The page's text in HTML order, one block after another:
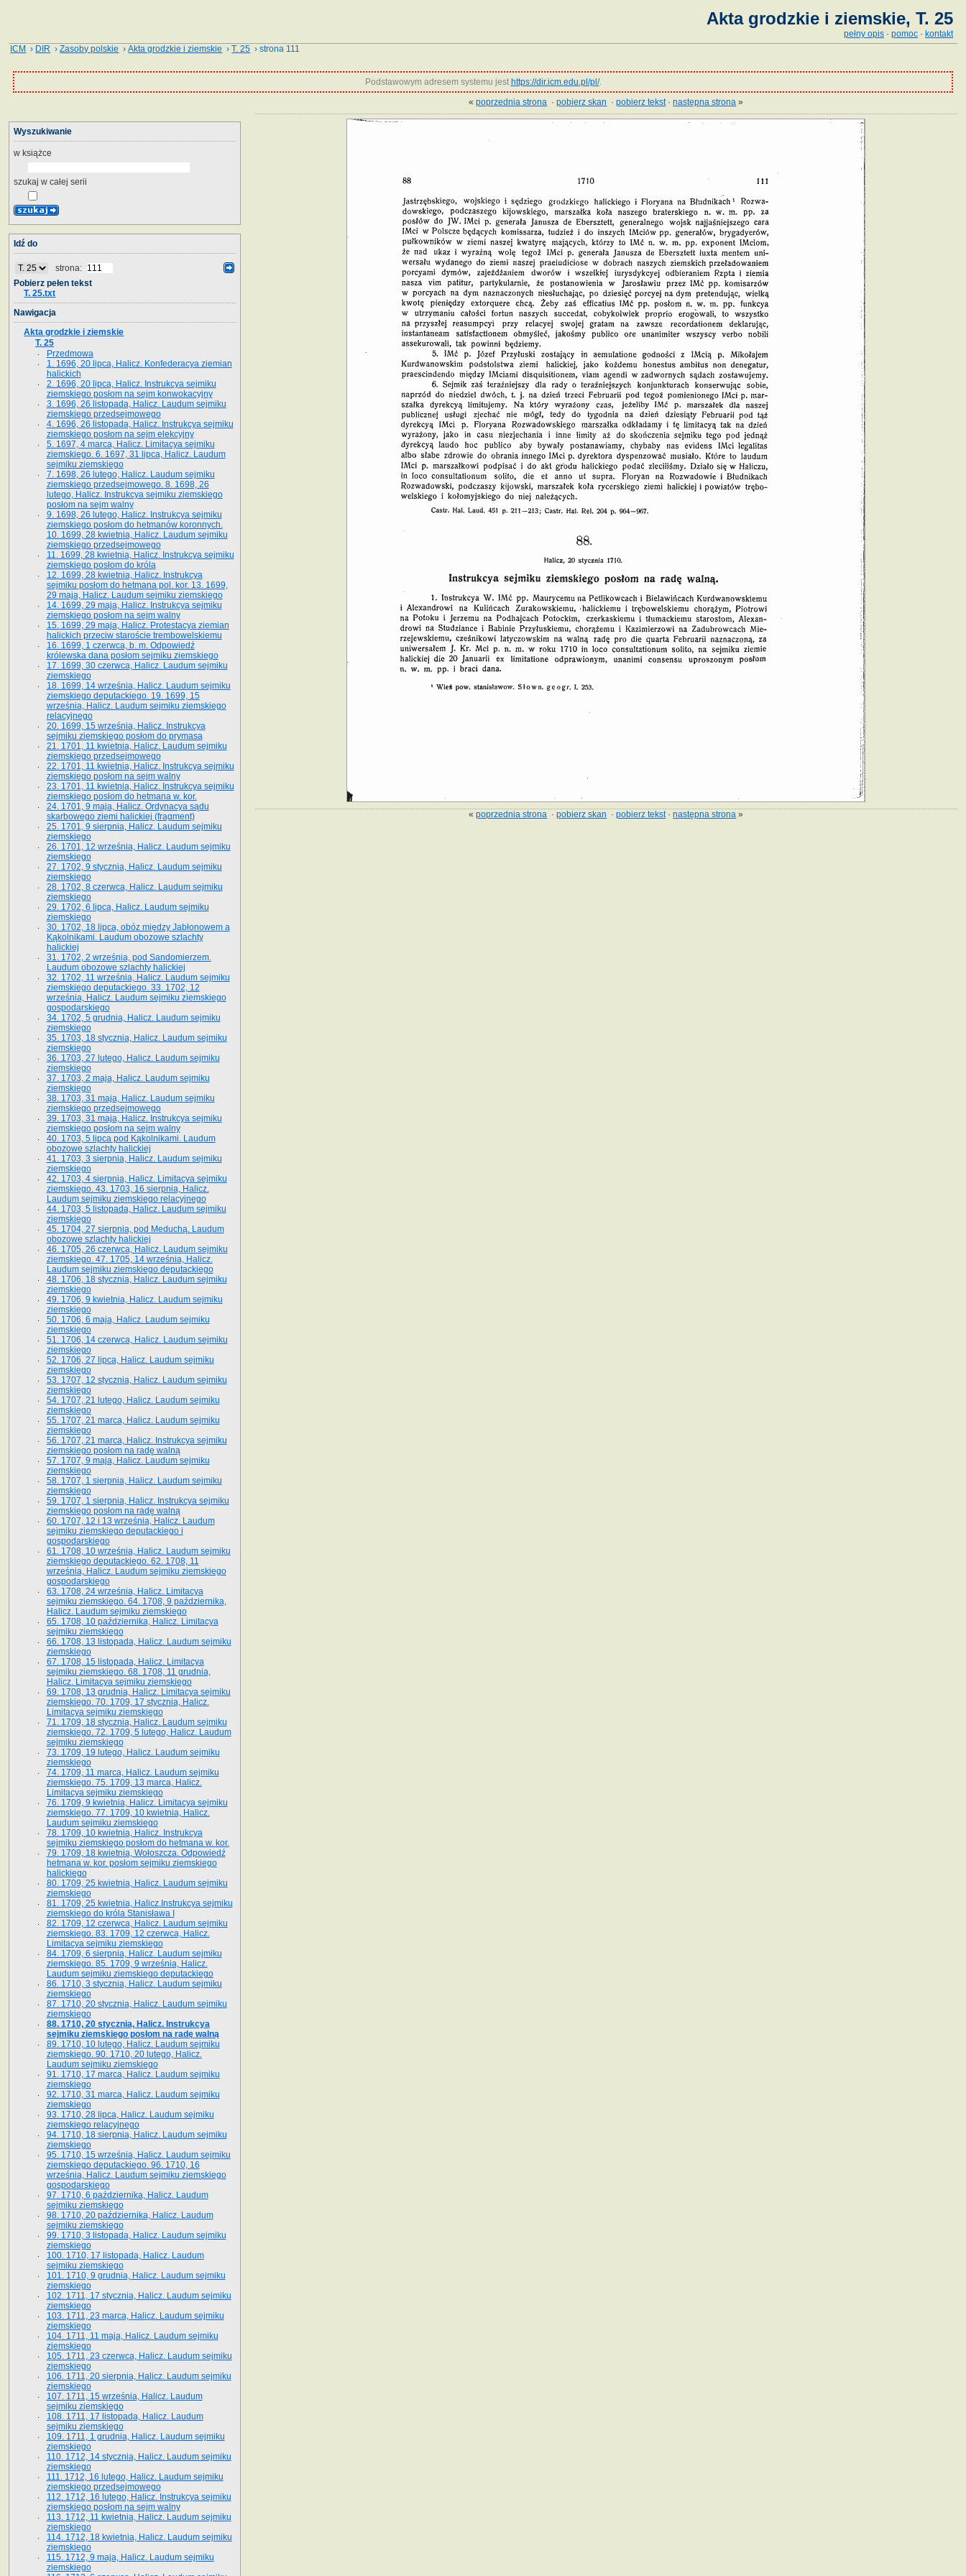
Akta grodzkie i ziemskie, T. 25
pełny opis · pomoc · kontakt
ICM › DIR ›Zasoby polskie ›Akta grodzkie i ziemskie ›T. 25 › strona 111
Podstawowym adresem systemu jest https://dir.icm.edu.pl/pl/.
«poprzednia strona ·pobierz skan ·pobierz tekst·następna strona »
«poprzednia strona ·pobierz skan ·pobierz tekst·następna strona »
Wyszukiwanie
w książce
szukaj w całej serii
Idź do
strona:
Pobierz pełen tekst
T. 25.txt
Nawigacja
Akta grodzkie i ziemskie
T. 25
Przedmowa
1. 1696, 20 lipca, Halicz. Konfederacya ziemian
halickich
2. 1696, 20 lipca, Halicz. Instrukcya sejmiku
ziemskiego posłom na sejm konwokacyjny
3. 1696, 26 listopada, Halicz. Laudum sejmiku
ziemskiego przedsejmowego
4. 1696, 26 listopada, Halicz. Instrukcya sejmiku
ziemskiego posłom na sejm elekcyjny
5. 1697, 4 marca, Halicz. Limitacya sejmiku
ziemskiego. 6. 1697, 31 lipca, Halicz. Laudum
sejmiku ziemskiego
7. 1698, 26 lutego, Halicz. Laudum sejmiku
ziemskiego przedsejmowego. 8. 1698, 26
lutego, Halicz. Instrukcya sejmiku ziemskiego
posłom na sejm walny
9. 1698, 26 lutego, Halicz. Instrukcya sejmiku
ziemskiego posłom do hetmanów koronnych.
10. 1699, 28 kwietnia, Halicz. Laudum sejmiku
ziemskiego przedsejmowego
11. 1699, 28 kwietnia, Halicz. Instrukcya sejmiku
ziemskiego posłom do króla
12. 1699, 28 kwietnia, Halicz. Instrukcya
sejmiku posłom do hetmana pol. kor. 13. 1699,
29 maja, Halicz. Laudum sejmiku ziemskiego
14. 1699, 29 maja, Halicz. Instrukcya sejmiku
ziemskiego posłom na sejm walny
15. 1699, 29 maja, Halicz. Protestacya ziemian
halickich przeciw staroście trembowelskiemu
16. 1699, 1 czerwca, b. m. Odpowiedź
królewska dana posłom sejmiku ziemskiego
17. 1699, 30 czerwca, Halicz. Laudum sejmiku
ziemskiego
18. 1699, 14 września, Halicz. Laudum sejmiku
ziemskiego deputackiego. 19. 1699, 15
września, Halicz. Laudum sejmiku ziemskiego
relacyjnego
20. 1699, 15 września, Halicz. Instrukcya
sejmiku ziemskiego posłom do prymasa
21. 1701, 11 kwietnia, Halicz. Laudum sejmiku
ziemskiego przedsejmowego
22. 1701, 11 kwietnia, Halicz. Instrukcya sejmiku
ziemskiego posłom na sejm walny
23. 1701, 11 kwietnia, Halicz. Instrukcya sejmiku
ziemskiego posłom do hetmana w. kor.
24. 1701, 9 maja, Halicz. Ordynacya sądu
skarbowego ziemi halickiej (fragment)
25. 1701, 9 sierpnia, Halicz. Laudum sejmiku
ziemskiego
26. 1701, 12 września, Halicz. Laudum sejmiku
ziemskiego
27. 1702, 9 stycznia, Halicz. Laudum sejmiku
ziemskiego
28. 1702, 8 czerwca, Halicz. Laudum sejmiku
ziemskiego
29. 1702, 6 lipca, Halicz. Laudum sejmiku
ziemskiego
30. 1702, 18 lipca, obóz między Jabłonowem a
Kąkolnikami. Laudum obozowe szlachty
halickiej
31. 1702, 2 września, pod Sandomierzem.
Laudum obozowe szlachty halickiej
32. 1702, 11 września, Halicz. Laudum sejmiku
ziemskiego deputackiego. 33. 1702, 12
września, Halicz. Laudum sejmiku ziemskiego
gospodarskiego
34. 1702, 5 grudnia, Halicz. Laudum sejmiku
ziemskiego
35. 1703, 18 stycznia, Halicz. Laudum sejmiku
ziemskiego
36. 1703, 27 lutego, Halicz. Laudum sejmiku
ziemskiego
37. 1703, 2 maja, Halicz. Laudum sejmiku
ziemskiego
38. 1703, 31 maja, Halicz. Laudum sejmiku
ziemskiego przedsejmowego
39. 1703, 31 maja, Halicz. Instrukcya sejmiku
ziemskiego posłom na sejm walny
40. 1703, 5 lipca pod Kąkolnikami. Laudum
obozowe szlachty halickiej
41­. 1703, 3 sierpnia, Halicz. Laudum sejmiku
ziemskiego
42. 1703, 4 sierpnia, Halicz. Limitacya sejmiku
ziemskiego. 43. 1703, 16 sierpnia, Halicz.
Laudum sejmiku ziemskiego relacyjnego
44. 1703, 5 listopada, Halicz. Laudum sejmiku
ziemskiego
45. 1704, 27 sierpnia, pod Meduchą. Laudum
obozowe szlachty halickiej
46. 1705, 26 czerwca, Halicz. Laudum sejmiku
ziemskiego. 47. 1705, 14 września, Halicz.
Laudum sejmiku ziemskiego deputackiego
48. 1706, 18 stycznia, Halicz. Laudum sejmiku
ziemskiego
49. 1706, 9 kwietnia, Halicz. Laudum sejmiku
ziemskiego
50. 1706, 6 maja, Halicz. Laudum sejmiku
ziemskiego
51. 1706, 14 czerwca, Halicz. Laudum sejmiku
ziemskiego
52. 1706, 27 lipca, Halicz. Laudum sejmiku
ziemskiego
53. 1707, 12 stycznia, Halicz. Laudum sejmiku
ziemskiego
54. 1707, 21 lutego, Halicz. Laudum sejmiku
ziemskiego
55. 1707, 21 marca, Halicz. Laudum sejmiku
ziemskiego
56. 1707, 21 marca, Halicz. Instrukcya sejmiku
ziemskiego posłom na radę walną
57. 1707, 9 maja, Halicz. Laudum sejmiku
ziemskiego
58. 1707, 1 sierpnia, Halicz. Laudum sejmiku
ziemskiego
59. 1707, 1 sierpnia, Halicz. Instrukcya sejmiku
ziemskiego posłom na radę walną
60. 1707, 12 i 13 września, Halicz. Laudum
sejmiku ziemskiego deputackiego i
gospodarskiego
61. 1708, 10 września, Halicz. Laudum sejmiku
ziemskiego deputackiego. 62. 1708, 11
września, Halicz. Laudum sejmiku ziemskiego
gospodarskiego
63. 1708, 24 września, Halicz. Limitacya
sejmiku ziemskiego. 64. 1708, 9 października,
Halicz. Laudum sejmiku ziemskiego
65­. 1708, 10 października, Halicz. Limitacya
sejmiku ziemskiego
66. 1708, 13 listopada, Halicz. Laudum sejmiku
ziemskiego
67. 1708, 15 listopada, Halicz. Limitacya
sejmiku ziemskiego. 68. 1708, 11 grudnia,
Halicz. Limitacya sejmiku ziemskiego
69. 1708, 13 grudnia, Halicz. Limitacya sejmiku
ziemskiego. 70. 1709, 17 stycznia, Halicz.
Limitacya sejmiku ziemskiego
71. 1709, 18 stycznia, Halicz. Laudum sejmiku
ziemskiego. 72. 1709, 5 lutego, Halicz. Laudum
sejmiku ziemskiego
73. 1709, 19 lutego, Halicz. Laudum sejmiku
ziemskiego
74. 1709, 11 marca, Halicz. Laudum sejmiku
ziemskiego. 75. 1709, 13 marca, Halicz.
Limitacya sejmiku ziemskiego
76. 1709, 9 kwietnia, Halicz. Limitacya sejmiku
ziemskiego. 77. 1709, 10 kwietnia, Halicz.
Laudum sejmiku ziemskiego
78. 1709, 10 kwietnia, Halicz. Instrukcya
sejmiku ziemskiego posłom do hetmana w. kor.
79. 1709, 18 kwietnia, Wołoszcza. Odpowiedź
hetmana w. kor. posłom sejmiku ziemskiego
halickiego
80. 1709, 25 kwietnia, Halicz. Laudum sejmiku
ziemskiego
81. 1709, 25 kwietnia, Halicz.Instrukcya sejmiku
ziemskiego do króla Stanisława I
82. 1709, 12 czerwca, Halicz. Laudum sejmiku
ziemskiego. 83. 1709, 12 czerwca, Halicz.
Limitacya sejmiku ziemskiego
84. 1709, 6 sierpnia, Halicz. Laudum sejmiku
ziemskiego. 85. 1709, 9 września, Halicz.
Laudum sejmiku ziemskiego deputackiego
86. 1710, 3 stycznia, Halicz. Laudum sejmiku
ziemskiego
87. 1710, 20 stycznia, Halicz. Laudum sejmiku
ziemskiego
88. 1710, 20 stycznia, Halicz. Instrukcya
sejmiku ziemskiego posłom na radę walną
89. 1710, 10 lutego, Halicz. Laudum sejmiku
ziemskiego. 90. 1710, 20 lutego, Halicz.
Laudum sejmiku ziemskiego
91. 1710, 17 marca, Halicz. Laudum sejmiku
ziemskiego
92. 1710, 31 marca, Halicz. Laudum sejmiku
ziemskiego
93. 1710, 28 lipca, Halicz. Laudum sejmiku
ziemskiego relacyjnego
94. 1710, 18 sierpnia, Halicz. Laudum sejmiku
ziemskiego
95. 1710, 15 września, Halicz. Laudum sejmiku
ziemskiego deputackiego. 96. 1710, 16
września, Halicz. Laudum sejmiku ziemskiego
gospodarskiego
97. 1710, 6 października, Halicz. Laudum
sejmiku ziemskiego
98. 1710, 20 października, Halicz. Laudum
sejmiku ziemskiego
99. 1710, 3 listopada, Halicz. Laudum sejmiku
ziemskiego
100. 1710, 17 listopada, Halicz. Laudum
sejmiku ziemskiego
101. 1710, 9 grudnia, Halicz. Laudum sejmiku
ziemskiego
102. 1711, 17 stycznia, Halicz. Laudum sejmiku
ziemskiego
103. 1711, 23 marca, Halicz. Laudum sejmiku
ziemskiego
104. 1711, 11 maja, Halicz. Laudum sejmiku
ziemskiego
105. 1711, 23 czerwca, Halicz. Laudum sejmiku
ziemskiego
106. 1711, 20 sierpnia, Halicz. Laudum sejmiku
ziemskiego
107. 1711, 15 września, Halicz. Laudum
sejmiku ziemskiego
108. 1711, 17 listopada, Halicz. Laudum
sejmiku ziemskiego
109. 1711, 1 grudnia, Halicz. Laudum sejmiku
ziemskiego
110. 1712, 14 stycznia, Halicz. Laudum sejmiku
ziemskiego
111. 1712, 16 lutego, Halicz. Laudum sejmiku
ziemskiego przedsejmowego
112. 1712, 16 lutego, Halicz. Instrukcya sejmiku
ziemskiego posłom na sejm walny
113. 1712, 11 kwietnia, Halicz. Laudum sejmiku
ziemskiego
114. 1712, 18 kwietnia, Halicz. Laudum sejmiku
ziemskiego
115. 1712, 9 maja, Halicz. Laudum sejmiku
ziemskiego